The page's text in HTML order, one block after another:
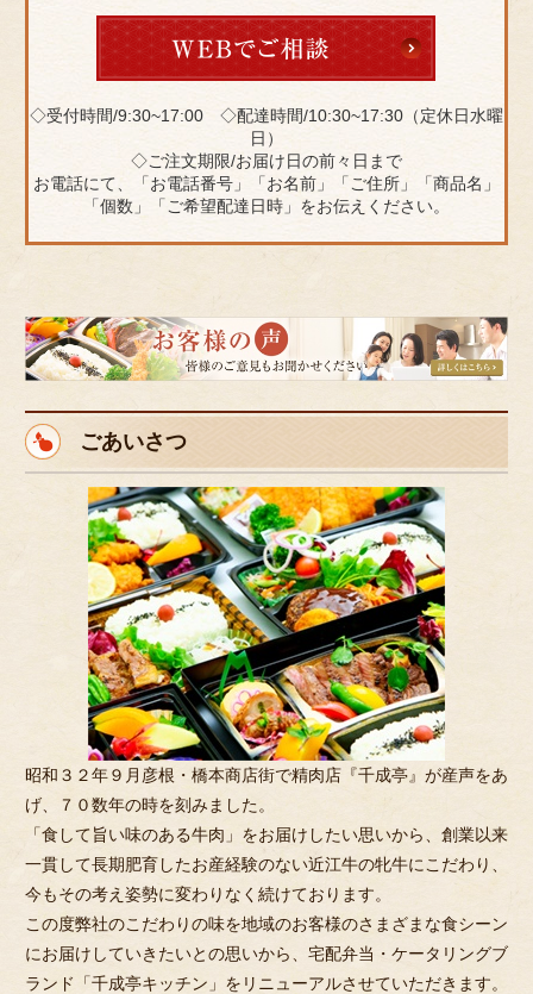
◇受付時間/9:30~17:00 ◇配達時間/10:30~17:30（定休日水曜
日）
◇ご注文期限/お届け日の前々日まで
お電話にて、「お電話番号」「お名前」「ご住所」「商品名」
「個数」「ご希望配達日時」をお伝えください。
皆
様
の
ご
意
見
ごあいさつ
昭和３２年９月彦根・橋本商店街で精肉店『千成亭』が産声をあ
げ、７０数年の時を刻みました。
「食して旨い味のある牛肉」をお届けしたい思いから、創業以来
一貫して長期肥育したお産経験のない近江牛の牝牛にこだわり、
今もその考え姿勢に変わりなく続けております。
この度弊社のこだわりの味を地域のお客様のさまざまな食シーン
にお届けしていきたいとの思いから、宅配弁当・ケータリングブ
ランド「千成亭キッチン」をリニューアルさせていただきます。